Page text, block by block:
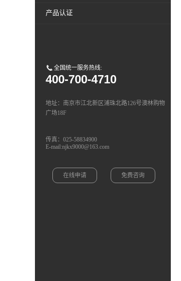
产品认证
全国统一服务热线:
400-700-4710
地址：南京市江北新区浦珠北路126号澳林购物
广场18F
传真：025-58834900
E-mail:njkx9000@163.com
在线申请 免费咨询